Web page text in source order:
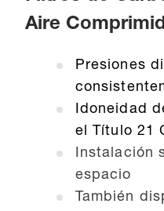
Aire
Presiones
Idoneidad
el Título 21
Instalación
espacio
También